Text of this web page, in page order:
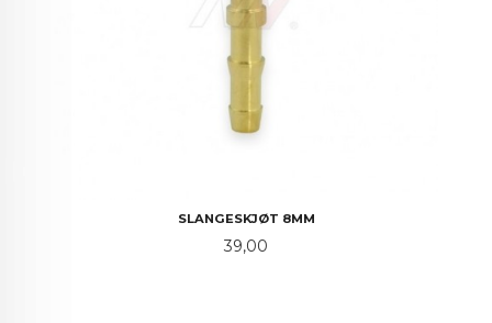
SLANGESKJØT 8MM
Pris
39,00